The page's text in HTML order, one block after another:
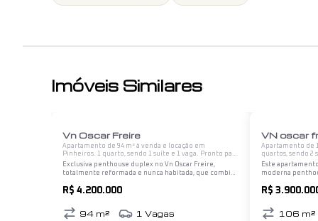
Imóveis Similares
Vn Oscar Freire
Apartamento de 94 m² à venda e locação em
Pinheiros. 1 quarto, sendo 1 suíte e 1 vaga. Pronto para
morar.
Exclusiva penthouse duplex no Vn Oscar Freire,
totalmente reformada e nunca habitada, que combina
cuidadosamente pensado para oferecer conforto e
R$ 4.200.000
94 m² 1 Vagas
VN oscar
Apartamento de
quartos, sendo 2
Este
moderna
ambos suítes, e 2
R$
106 m²